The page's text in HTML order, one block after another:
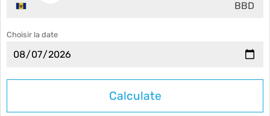
BBD
Choisir la date